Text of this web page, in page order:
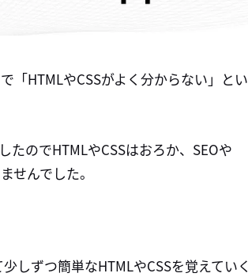
「HTMLやCSSがよく分からない」とい
のでHTMLやCSSはおろか、SEOや
せんでした。
しずつ簡単なHTMLやCSSを覚えていく